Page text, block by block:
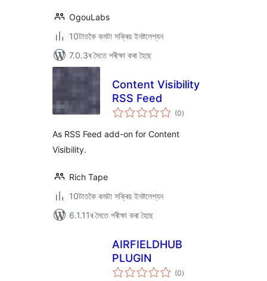
OgouLabs
10টাতকৈ কমটা সক্ৰিয় ইনষ্টলেশ্যন
7.0.3ৰ সৈতে পৰীক্ষা কৰা হৈছে
Content Visibility
RSS Feed
(0টা
মুঠ)
As RSS Feed add-on for Content
Visibility.
Rich Tape
10টাতকৈ কমটা সক্ৰিয় ইনষ্টলেশ্যন
6.1.11ৰ সৈতে পৰীক্ষা কৰা হৈছে
AIRFIELDHUB
PLUGIN
(0টা
মুঠ)